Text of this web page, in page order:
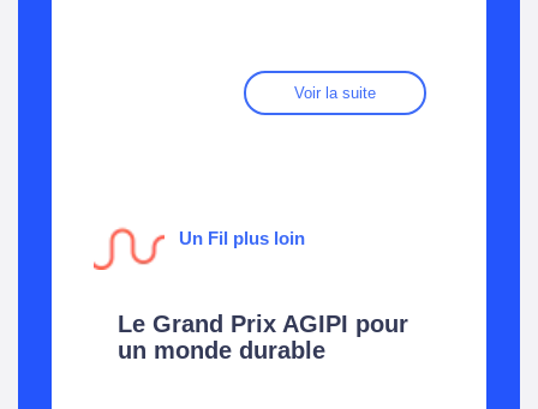
Voir la suite
Un Fil plus loin
Le Grand Prix AGIPI pour
un monde durable